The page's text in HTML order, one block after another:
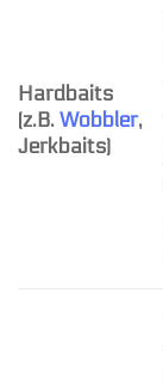
Hardbaits
(z.B.Wobbler,
Jerkbaits)